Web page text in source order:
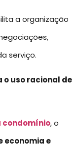
a organização
serviço.
o uso racional de
, o
economia e